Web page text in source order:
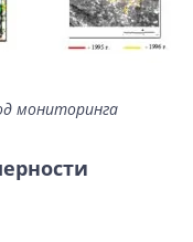
мониторинга